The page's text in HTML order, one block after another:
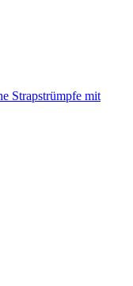
Strapstrümpfe mit